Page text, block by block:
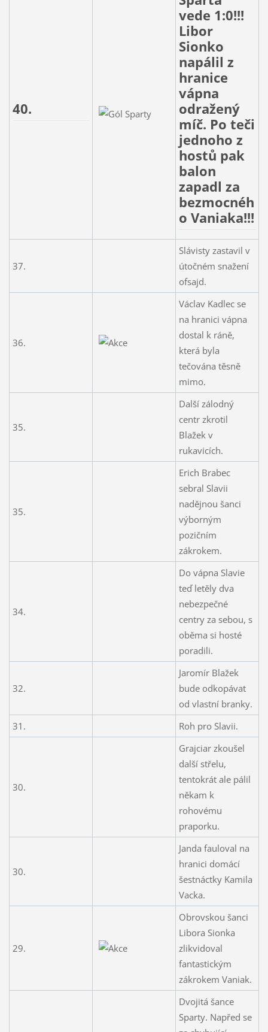
40.
vede 1:0!!!
Libor
Sionko
napálil z
hranice
vápna
odražený
míč. Po teči
jednoho z
hostů pak
balon
zapadl za
bezmocnéh
o Vaniaka!!!
37.
Slávisty zastavil v
útočném snažení
ofsajd.
36.
Václav Kadlec se
na hranici vápna
dostal k ráně,
která byla
tečována těsně
mimo.
35.
Další zálodný
centr zkrotil
Blažek v
rukavicích.
35.
Erich Brabec
sebral Slavii
nadějnou šanci
výborným
pozičním
zákrokem.
34.
Do vápna Slavie
teď letěly dva
nebezpečné
centry za sebou, s
oběma si hosté
poradili.
32.
Jaromír Blažek
bude odkopávat
od vlastní branky.
31.
Roh pro Slavii.
30.
Grajciar zkoušel
další střelu,
tentokrát ale pálil
někam k
rohovému
praporku.
30.
Janda fauloval na
hranici domácí
šestnáctky Kamila
Vacka.
29.
Obrovskou šanci
Libora Sionka
zlikvidoval
fantastickým
zákrokem Vaniak.
Dvojitá šance
Sparty. Napřed se